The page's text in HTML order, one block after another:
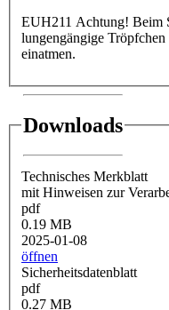
EUH211 Achtung! Beim
lungengängige
einatmen.
Downloads
Technisches Merkblatt
mit Hinweisen zur
pdf
0.19 MB
2025-01-08
öffnen
Sicherheitsdatenblatt
pdf
0.27 MB